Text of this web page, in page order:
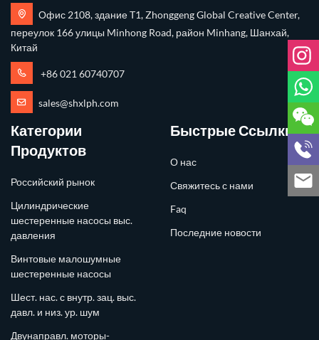
Офис 2108, здание T1, Zhonggeng Global Creative Center,
переулок 166 улицы Minhong Road, район Minhang, Шанхай,
Китай
+86 021 60740707
sales@shxlph.com
Категории
Продуктов
Российский рынок
Цилиндрические
шестеренные насосы выс.
давления
Винтовые малошумные
шестеренные насосы
Шест. нас. с внутр. зац. выс.
давл. и низ. ур. шум
Двунаправл. моторы-
Быстрые Ссылки
О нас
Свяжитесь с нами
Faq
Последние новости